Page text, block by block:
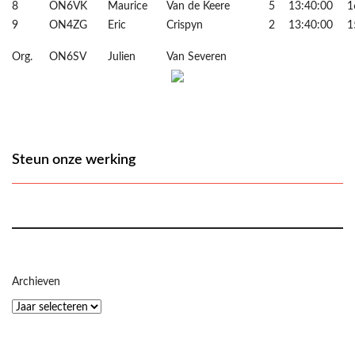
8
ON6VK Maurice Van de Keere 5 13:40:00
9
ON4ZG Eric Crispyn 2 13:40:00
Org. ON6SV Julien Van Severen
Steun onze werking
Archieven